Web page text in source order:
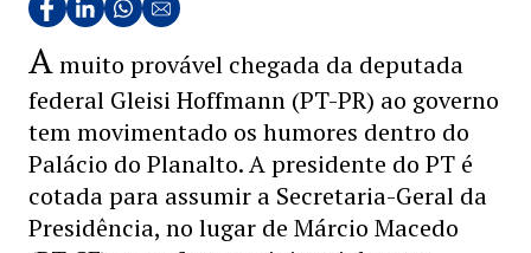
Amuito provável chegada da deputada
federal Gleisi Hoffmann (PT-PR) ao governo
tem movimentado os humores dentro do
Palácio do Planalto. A presidente do PT é
cotada para assumir a Secretaria-Geral da
Presidência, no lugar de Márcio Macedo